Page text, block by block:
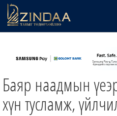
ТВ8
ӨГЛӨӨНИЙ СОНИН
АУДИО ЗОХИОЛ
Баяр наадмын
хүн тусламж,